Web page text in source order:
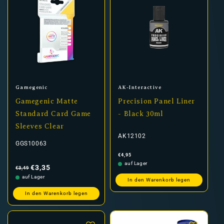
Anbieter:
Gamegenic
Gamegenic Matte
Standard Card Game
Sleeves Clear
GGS10063
Preis
€3,49 €3,35
auf Lager
In den Warenkorb legen
Anbieter:
AK-Interactive
Precision Panel Liner
- Black 30ml
AK12102
Normaler
Preis
€4,95
auf Lager
In den Warenkorb legen